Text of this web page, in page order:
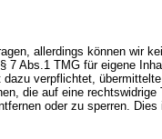
allerdings können wir
Abs.1 TMG für eigene
verpflichtet,
die auf eine
oder zu sperren.